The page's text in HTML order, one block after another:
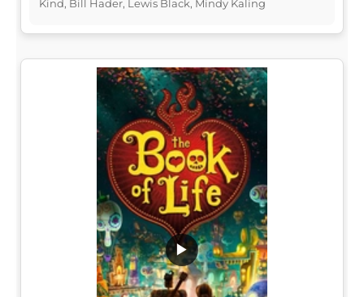
Kind, Bill Hader, Lewis Black, Mindy Kaling
▶